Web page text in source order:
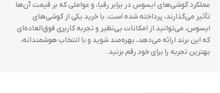
عملکرد گوشی‌های ایسوس در برابر رقبا، و عواملی که بر قیمت آن‌ها
تأثیر می‌گذارند، پرداخته شده است. با خرید یکی از گوشی‌های
ایسوس، می‌توانید از امکانات بی‌نظیر و تجربه کاربری فوق‌العاده‌ای
که این برند ارائه می‌دهد، بهره‌مند شوید و با انتخاب هوشمندانه،
بهترین تجربه را برای خود رقم بزنید.